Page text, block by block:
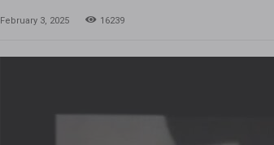
February 3, 2025 16239